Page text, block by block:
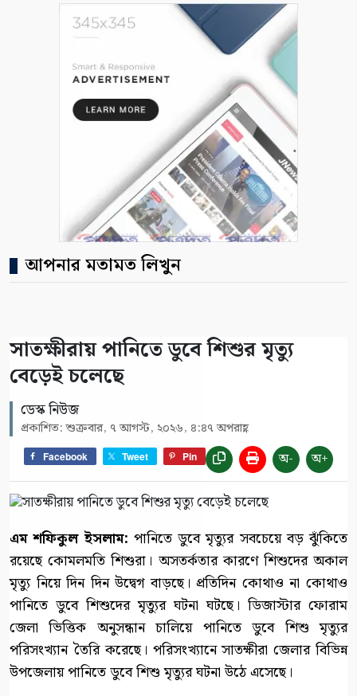
আপনার মতামত লিখুন
সাতক্ষীরায় পানিতে ডুবে শিশুর মৃত্যু
বেড়েই চলেছে
ডেস্ক নিউজ
প্রকাশিত: শুক্রবার, ৭ আগস্ট, ২০২৬, ৪:৪৭ অপরাহ্ণ
Facebook Tweet Pin অ- অ+
এম শফিকুল ইসলাম: পানিতে ডুবে মৃত্যুর সবচেয়ে বড় ঝুঁকিতে
রয়েছে কোমলমতি শিশুরা। অসতর্কতার কারণে শিশুদের অকাল
মৃত্যু নিয়ে দিন দিন উদ্বেগ বাড়ছে। প্রতিদিন কোথাও না কোথাও
পানিতে ডুবে শিশুদের মৃত্যুর ঘটনা ঘটছে। ডিজাস্টার ফোরাম
জেলা ভিত্তিক অনুসন্ধান চালিয়ে পানিতে ডুবে শিশু মৃত্যুর
পরিসংখ্যান তৈরি করেছে। পরিসংখ্যানে সাতক্ষীরা জেলার বিভিন্ন
উপজেলায় পানিতে ডুবে শিশু মৃত্যুর ঘটনা উঠে এসেছে।